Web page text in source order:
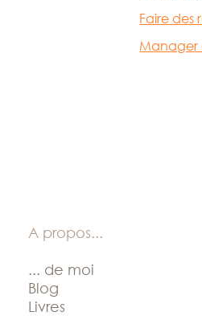
Faire des
Manager
A propos...
... de moi
Blog
Livres